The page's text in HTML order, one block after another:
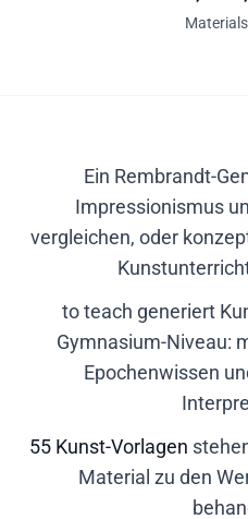
Ein Rembrandt-
Impressionismus
vergleichen, oder
to teach generiert
Gymnasium-Niveau:
Epochenwissen
55 Kunst-Vorlagen
Material zu den